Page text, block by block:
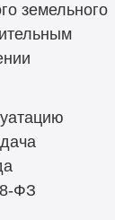
земельного
ФЗ